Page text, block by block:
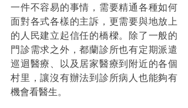
一件不容易的事情，需要精通各種如何
面對各式各樣的主訴，更需要與地放上
的人民建立起信任的橋樑。除了一般的
門診需求之外，都蘭診所也有定期派遣
巡迴醫療、以及居家醫療到附近的各個
村里，讓沒有辦法到診所病人也能夠有
機會看醫生。